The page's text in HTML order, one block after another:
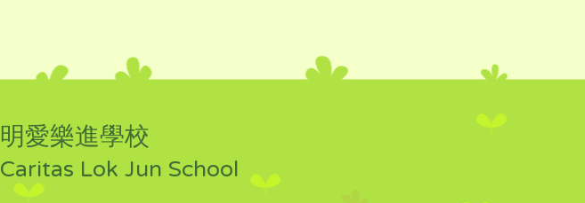
明愛樂進學校
Caritas Lok Jun School